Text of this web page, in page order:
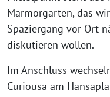
Marmorgarten, das
Spaziergang vor Ort
diskutieren wollen.
Im Anschluss
Curiousa am